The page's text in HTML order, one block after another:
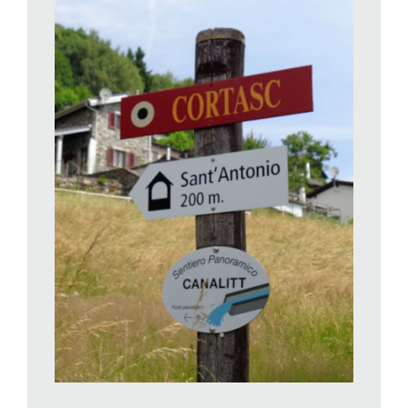
Oggi, dopo un grande lavoro svolto (e in parte ancora in
corso), dei tratti di quest’opera sono tornati alla luce e sono
visibili quale testimonianza del passato ma anche quale
attrazione didattica, turistica e culturale.
I ripristinati canalitt di Cortaccio hanno oggi un’estensione di
circa 200 metri, dove la prima parte risulta a cielo aperto,
permettendo all’acqua (prelavata dal torrente che scende dalla
Valle della Pioda) di scorrere nel canale, formato da pietre
accuratamente lavorate e levigate (ognuna con la sua
funzione) e poi posate con precisione sul terreno. Il resto del
percorso, la parte terminale, è invece sotterrata a una
profondità variabile tra uno a due metri circa e non è pertanto
stato possibile rilevarne con precisione le condizioni. Grazie a
delle apparecchiature televisive e a delle telecamere per
l’ispezione delle tubazioni, si è però potuto controllarle e
stabilire le necessarie misure d’intervento. Si è poi proceduto
con il lavaggio dei canali con acqua ad alta pressione, con la